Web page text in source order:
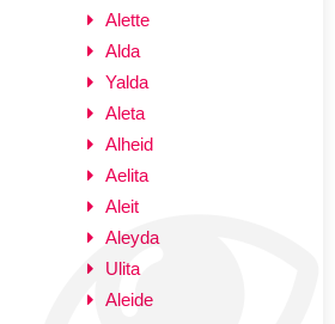
Alette
Alda
Yalda
Aleta
Alheid
Aelita
Aleit
Aleyda
Ulita
Aleide